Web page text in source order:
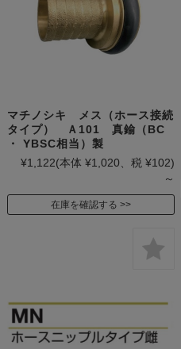
マチノシキ メス（ホース接続
タイプ） Ａ101 真鍮（BC
・ YBSC相当）製
¥1,122(本体 ¥1,020、税 ¥102)
～
在庫を確認する